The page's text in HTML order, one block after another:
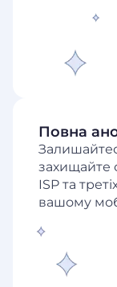
Повна
захищайте
ISP та
вашому